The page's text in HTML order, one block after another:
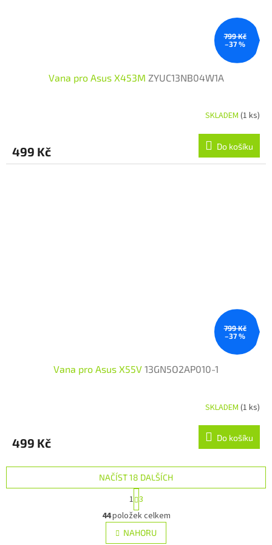
799 Kč
–37 %
Vana pro Asus X453M ZYUC13NB04W1A
SKLADEM (1 ks)
499 Kč Do košíku
799 Kč
–37 %
Vana pro Asus X55V 13GN5O2AP010-1
SKLADEM (1 ks)
499 Kč Do košíku
Ovládací prvky výpisu
NAČÍST 18 DALŠÍCH
1 3
44položek celkem
NAHORU